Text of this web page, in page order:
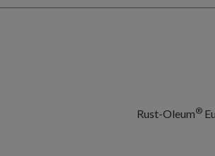
Rust-Oleum®